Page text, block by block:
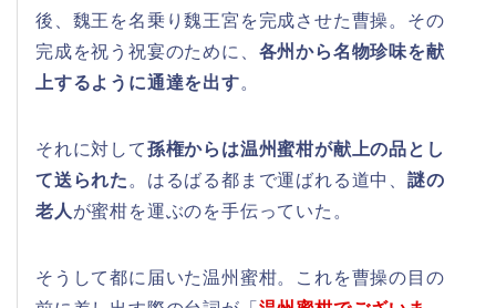
後、魏王を名乗り魏王宮を完成させた曹操。その
完成を祝う祝宴のために、 各州から名物珍味を献
上するように通達を出す。
それに対して孫権からは温州蜜柑が献上の品とし
て送られた 。はるばる都まで運ばれる道中、 謎の
老人 が蜜柑を運ぶのを手伝っていた。
そうして都に届いた温州蜜柑。これを曹操の目の